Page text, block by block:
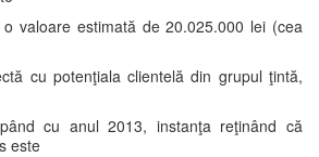
valoare estimată de 20.025.000 lei (cea
cu potenţiala clientelă din grupul ţintă,
cu anul 2013, instanţa reţinând că
este